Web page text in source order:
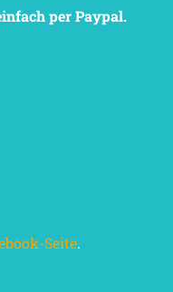
per Paypal.
Seite.